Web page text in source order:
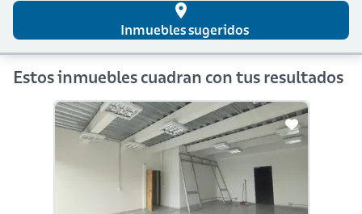
place
Inmuebles sugeridos
Estos inmuebles cuadran con tus resultados